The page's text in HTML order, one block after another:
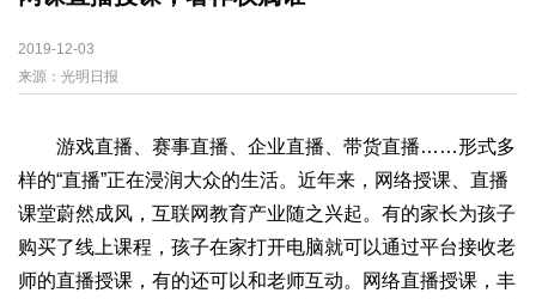
经济
经济观察 产业纵横
深化改革 依法治国 司法公正 民主政治
观察思考
网文推荐
文化
2019-12-03
来源： 光明日报
游戏直播、赛事直播、企业直播、带货直播……形式多
样的“直播”正在浸润大众的生活。近年来，网络授课、直播
课堂蔚然成风，互联网教育产业随之兴起。有的家长为孩子
购买了线上课程，孩子在家打开电脑就可以通过平台接收老
师的直播授课，有的还可以和老师互动。网络直播授课，丰